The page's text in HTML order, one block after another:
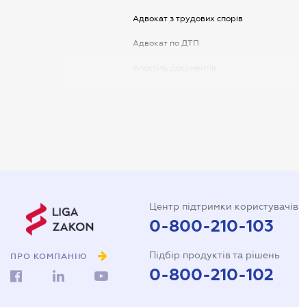
Адвокат з трудових спорів
Адвокат по ДТП
інтересів в суді
Довіреність на реєстрацію
ПРО КОМПАНІЮ
Центр підтримки користувачів
0-800-210-103
Підбір продуктів та рішень
0-800-210-102